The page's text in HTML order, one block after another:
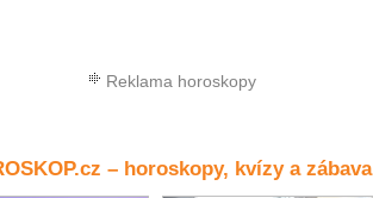
Reklama horoskopy
– horoskopy, kvízy a zábava